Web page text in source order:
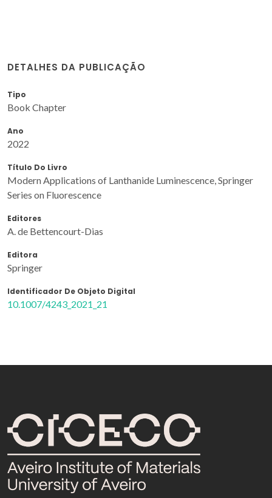
DETALHES DA PUBLICAÇÃO
Tipo
Book Chapter
Ano
2022
Título Do Livro
Modern Applications of Lanthanide Luminescence, Springer
Series on Fluorescence
Editores
A. de Bettencourt-Dias
Editora
Springer
Identificador De Objeto Digital
10.1007/4243_2021_21